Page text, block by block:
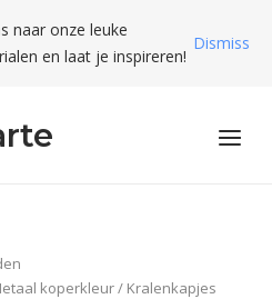
naar onze leuke
en laat je inspireren!
Dismiss
Menu
koperkleur/ Kralenkapjes